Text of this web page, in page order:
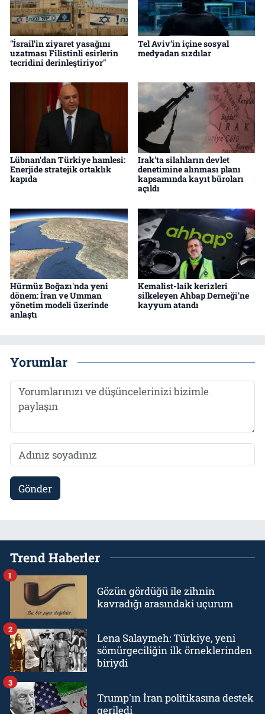
"İsrail'in ziyaret yasağını
uzatması Filistinli esirlerin
tecridini derinleştiriyor"
Tel Aviv’in içine sosyal
medyadan sızdılar
Lübnan'dan Türkiye hamlesi:
Enerjide stratejik ortaklık
kapıda
Irak'ta silahların devlet
denetimine alınması planı
kapsamında kayıt büroları
açıldı
Hürmüz Boğazı'nda yeni
dönem: İran ve Umman
yönetim modeli üzerinde
anlaştı
Kemalist-laik kerizleri
silkeleyen Ahbap Derneği'ne
kayyum atandı
Yorumlar
Gönder
Trend Haberler
Gözün gördüğü ile zihnin
kavradığı arasındaki uçurum
1
Lena Salaymeh: Türkiye, yeni
sömürgeciliğin ilk örneklerinden
biriydi
2
Trump'ın İran politikasına destek
geriledi
3